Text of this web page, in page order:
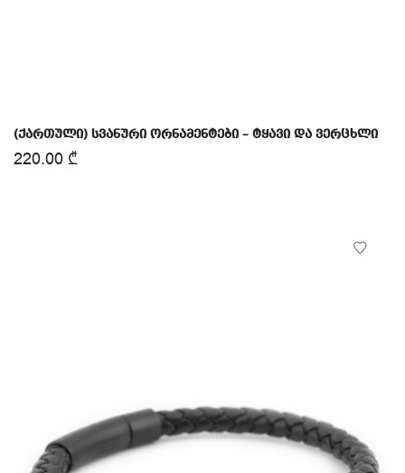
(ქართული) სვანური ორნამენტები – ტყავი და ვერცხლი
220.00 ₾